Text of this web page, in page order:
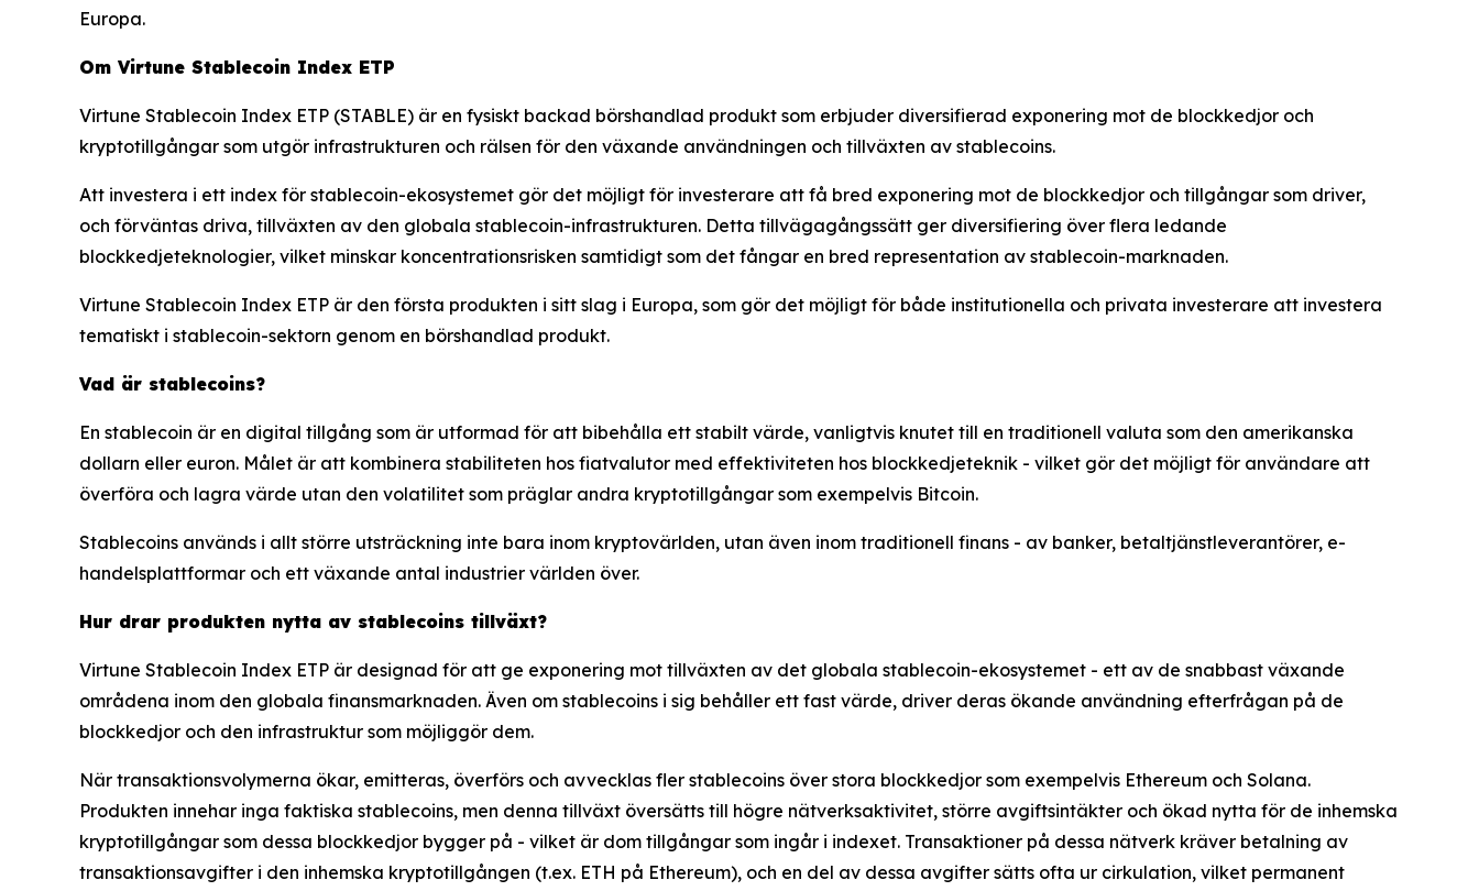
Europa.
Om Virtune Stablecoin Index ETP
Virtune Stablecoin Index ETP (STABLE) är en fysiskt backad börshandlad produkt som erbjuder diversifierad exponering mot de blockkedjor och
kryptotillgångar som utgör infrastrukturen och rälsen för den växande användningen och tillväxten av stablecoins.
Att investera i ett index för stablecoin-ekosystemet gör det möjligt för investerare att få bred exponering mot de blockkedjor och tillgångar som driver,
och förväntas driva, tillväxten av den globala stablecoin-infrastrukturen. Detta tillvägagångssätt ger diversifiering över flera ledande
blockkedjeteknologier, vilket minskar koncentrationsrisken samtidigt som det fångar en bred representation av stablecoin-marknaden.
Virtune Stablecoin Index ETP är den första produkten i sitt slag i Europa, som gör det möjligt för både institutionella och privata investerare att investera
tematiskt i stablecoin-sektorn genom en börshandlad produkt.
Vad är stablecoins?
En stablecoin är en digital tillgång som är utformad för att bibehålla ett stabilt värde, vanligtvis knutet till en traditionell valuta som den amerikanska
dollarn eller euron. Målet är att kombinera stabiliteten hos fiatvalutor med effektiviteten hos blockkedjeteknik - vilket gör det möjligt för användare att
överföra och lagra värde utan den volatilitet som präglar andra kryptotillgångar som exempelvis Bitcoin.
Stablecoins används i allt större utsträckning inte bara inom kryptovärlden, utan även inom traditionell finans - av banker, betaltjänstleverantörer, e-
handelsplattformar och ett växande antal industrier världen över.
Hur drar produkten nytta av stablecoins tillväxt?
Virtune Stablecoin Index ETP är designad för att ge exponering mot tillväxten av det globala stablecoin-ekosystemet - ett av de snabbast växande
områdena inom den globala finansmarknaden. Även om stablecoins i sig behåller ett fast värde, driver deras ökande användning efterfrågan på de
blockkedjor och den infrastruktur som möjliggör dem.
När transaktionsvolymerna ökar, emitteras, överförs och avvecklas fler stablecoins över stora blockkedjor som exempelvis Ethereum och Solana.
Produkten innehar inga faktiska stablecoins, men denna tillväxt översätts till högre nätverksaktivitet, större avgiftsintäkter och ökad nytta för de inhemska
kryptotillgångar som dessa blockkedjor bygger på - vilket är dom tillgångar som ingår i indexet. Transaktioner på dessa nätverk kräver betalning av
transaktionsavgifter i den inhemska kryptotillgången (t.ex. ETH på Ethereum), och en del av dessa avgifter sätts ofta ur cirkulation, vilket permanent